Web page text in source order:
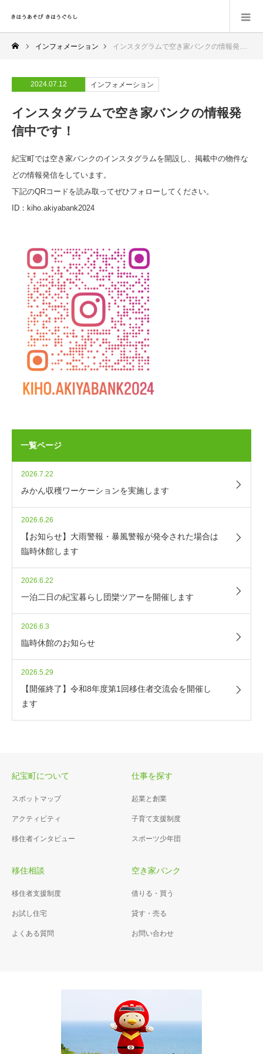
インフォメーション インスタグラムで空き家バンクの情報発信中です！
2024.07.12 インフォメーション
インスタグラムで空き家バンクの情報発
信中です！
紀宝町では空き家バンクのインスタグラムを開設し、掲載中の物件な
どの情報発信をしています。
下記のQRコードを読み取ってぜひフォローしてください。
ID：kiho.akiyabank2024
一覧ページ
2026.7.22
みかん収穫ワーケーションを実施します
2026.6.26
【お知らせ】大雨警報・暴風警報が発令された場合は
臨時休館します
2026.6.22
一泊二日の紀宝暮らし団欒ツアーを開催します
2026.6.3
臨時休館のお知らせ
2026.5.29
【開催終了】令和8年度第1回移住者交流会を開催し
ます
紀宝町について
スポットマップ
アクティビティ
移住者インタビュー
仕事を探す
起業と創業
子育て支援制度
スポーツ少年団
移住相談
移住者支援制度
お試し住宅
よくある質問
空き家バンク
借りる・買う
貸す・売る
お問い合わせ